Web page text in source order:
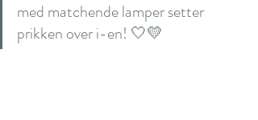
med matchende lamper setter
prikken over i-en! 🤍💛